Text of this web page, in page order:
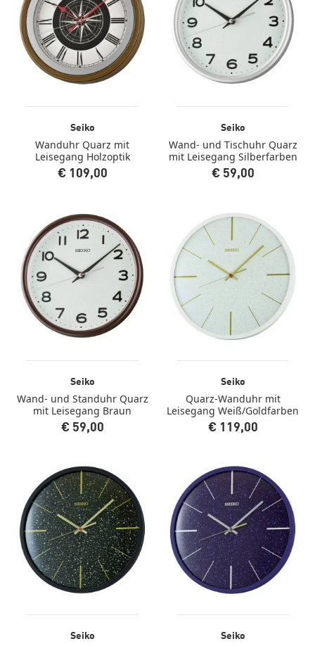
Seiko
Wanduhr Quarz mit
Leisegang Holzoptik
€ 109,00
Seiko
Wand- und Tischuhr Quarz
mit Leisegang Silberfarben
€ 59,00
Seiko
Wand- und Standuhr Quarz
mit Leisegang Braun
€ 59,00
Seiko
Quarz-Wanduhr mit
Leisegang Weiß/Goldfarben
€ 119,00
Seiko Seiko